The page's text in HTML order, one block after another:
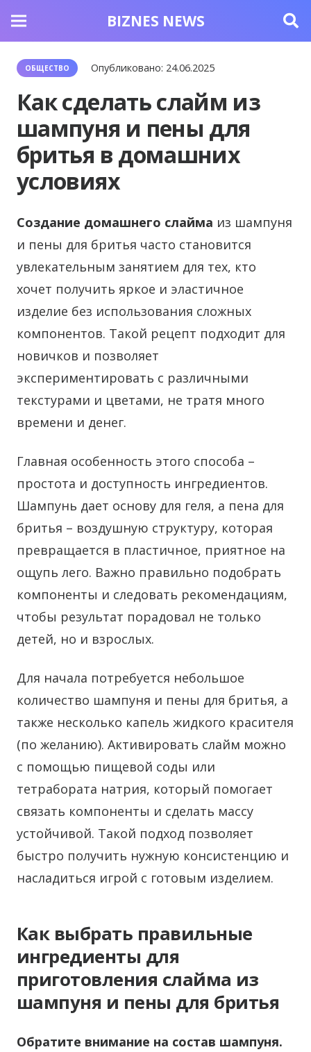
BIZNES NEWS
ОБЩЕСТВО Опубликовано: 24.06.2025
Как сделать слайм из
шампуня и пены для
бритья в домашних
условиях
Создание домашнего слайма из шампуня
и пены для бритья часто становится
увлекательным занятием для тех, кто
хочет получить яркое и эластичное
изделие без использования сложных
компонентов. Такой рецепт подходит для
новичков и позволяет
экспериментировать с различными
текстурами и цветами, не тратя много
времени и денег.
Главная особенность этого способа –
простота и доступность ингредиентов.
Шампунь дает основу для геля, а пена для
бритья – воздушную структуру, которая
превращается в пластичное, приятное на
ощупь лего. Важно правильно подобрать
компоненты и следовать рекомендациям,
чтобы результат порадовал не только
детей, но и взрослых.
Для начала потребуется небольшое
количество шампуня и пены для бритья, а
также несколько капель жидкого красителя
(по желанию). Активировать слайм можно
с помощью пищевой соды или
тетрабората натрия, который помогает
связать компоненты и сделать массу
устойчивой. Такой подход позволяет
быстро получить нужную консистенцию и
насладиться игрой с готовым изделием.
Как выбрать правильные
ингредиенты для
приготовления слайма из
шампуня и пены для бритья
Обратите внимание на состав шампуня.